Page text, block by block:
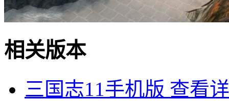
相关版本
三国志11手机版 查看